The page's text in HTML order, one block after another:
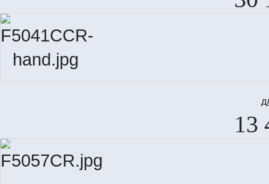
13